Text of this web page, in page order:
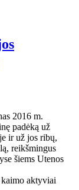
2016 m.
padėką už
ir už jos ribų,
reikšmingus
šiems Utenos
aktyviai